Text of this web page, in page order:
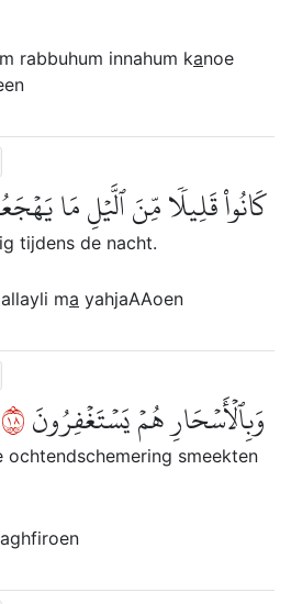
rabbuhum innahum kanoe
كَانُواْ قَلِيلٗا مِّنَ ٱلَّيۡلِ مَا
tijdens de nacht.
ma yahjaAAoen
وَبِٱلۡأَسۡحَارِ هُمۡ يَسۡتَغۡفِرُونَ٨١
ochtendschemering smeekten